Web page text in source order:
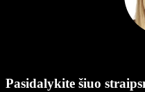
Pasidalykite šiuo